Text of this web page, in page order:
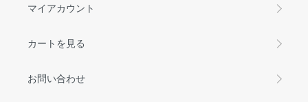
マイアカウント
カートを見る
お問い合わせ